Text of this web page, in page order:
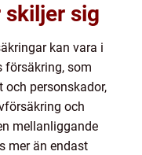
sig
kan vara i
försäkring, som
och personskador,
och
mellanliggande
mer än endast